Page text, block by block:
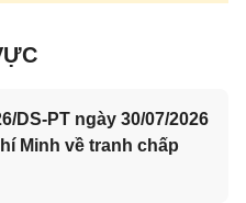
DS-PT ngày 30/07/2026
Minh về tranh chấp